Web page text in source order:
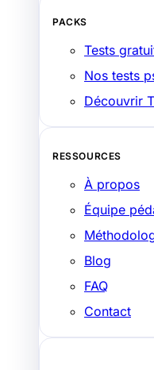
PACKS
Tests
Nos tests
Découvrir
RESSOURCES
À propos
Équipe
Blog
FAQ
Contact